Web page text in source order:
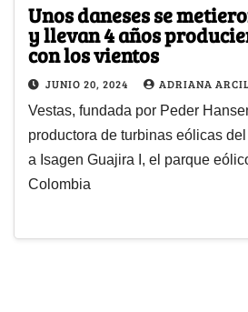
Unos daneses se
y llevan 4 años
con los vientos
JUNIO 20, 2024 ADRIANA
Vestas, fundada por Peder
productora de turbinas eólicas
a Isagen Guajira I, el parque
Colombia